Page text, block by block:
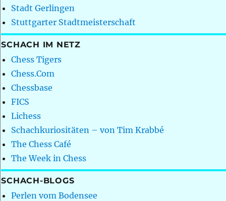
Stadt Gerlingen
Stuttgarter Stadtmeisterschaft
SCHACH IM NETZ
Chess Tigers
Chess.Com
Chessbase
FICS
Lichess
Schachkuriositäten – von Tim Krabbé
The Chess Café
The Week in Chess
SCHACH-BLOGS
Perlen vom Bodensee